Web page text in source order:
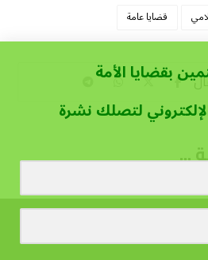
قضايا عامة
...
بقضايا الأمة
لتصلك نشرة